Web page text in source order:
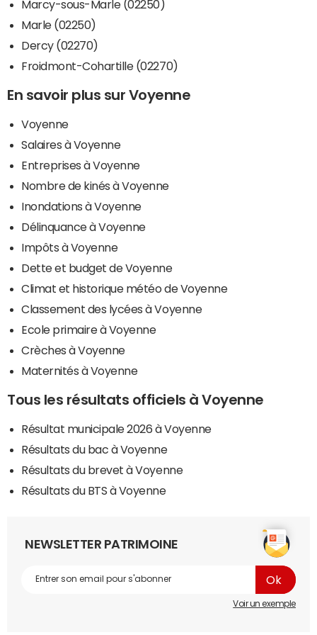
Marcy-sous-Marle (02250)
Marle (02250)
Dercy (02270)
Froidmont-Cohartille (02270)
En savoir plus sur Voyenne
Voyenne
Salaires à Voyenne
Entreprises à Voyenne
Nombre de kinés à Voyenne
Inondations à Voyenne
Délinquance à Voyenne
Impôts à Voyenne
Dette et budget de Voyenne
Climat et historique météo de Voyenne
Classement des lycées à Voyenne
Ecole primaire à Voyenne
Crèches à Voyenne
Maternités à Voyenne
Tous les résultats officiels à Voyenne
Résultat municipale 2026 à Voyenne
Résultats du bac à Voyenne
Résultats du brevet à Voyenne
Résultats du BTS à Voyenne
NEWSLETTER PATRIMOINE
Voir un exemple